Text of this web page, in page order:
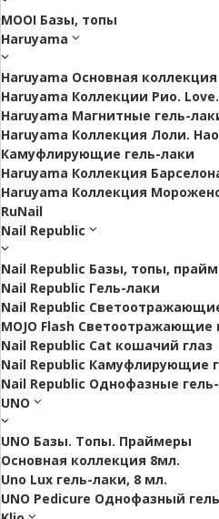
MOOI Базы, топы
Haruyama
Haruyama Основная коллекция
Haruyama Коллекции Рио. Love.
Haruyama Магнитные гель-
Haruyama Коллекция Лоли.
Камуфлирующие гель-лаки
Haruyama Коллекция
Haruyama Коллекция
RuNail
Nail Republic
Nail Republic Базы, топы,
Nail Republic Гель-лаки
Nail Republic
MOJO Flash Светоотражающие
Nail Republic Cat кошачий глаз
Nail Republic Камуфлирующие
Nail Republic Однофазные
UNO
UNO Базы. Топы. Праймеры
Основная коллекция 8мл.
Uno Lux гель-лаки, 8 мл.
UNO Pedicure Однофазный